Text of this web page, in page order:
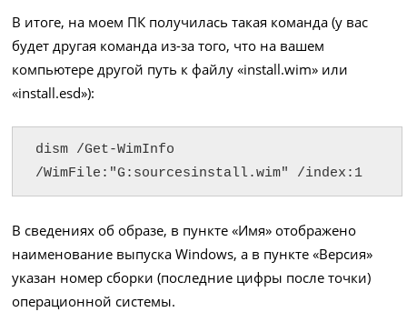
В итоге, на моем ПК получилась такая команда (у вас
будет другая команда из-за того, что на вашем
компьютере другой путь к файлу «install.wim» или
«install.esd»):
dism /Get-WimInfo
/WimFile:"G:sourcesinstall.wim" /index:1
В сведениях об образе, в пункте «Имя» отображено
наименование выпуска Windows, а в пункте «Версия»
указан номер сборки (последние цифры после точки)
операционной системы.